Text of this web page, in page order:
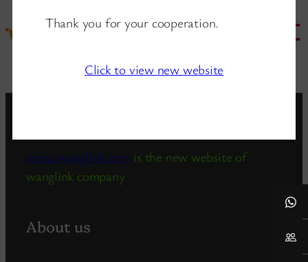
www.wanglink.com is the new website of
wanglink company
About us
Thank you for your cooperation.
Click to view new website